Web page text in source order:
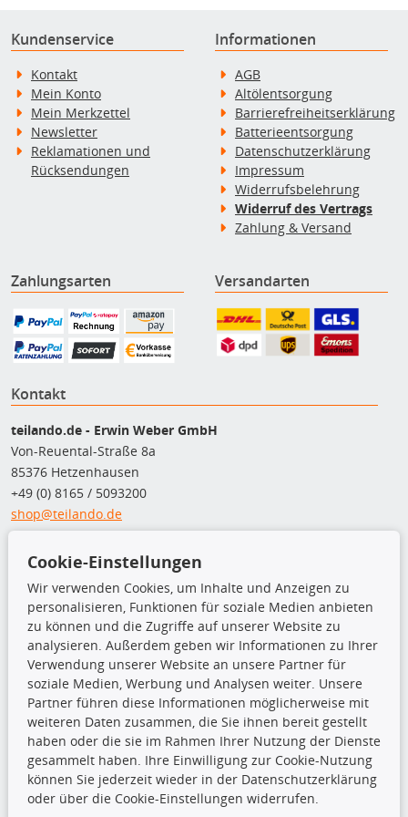
Kundenservice
Kontakt
Mein Konto
Mein Merkzettel
Newsletter
Reklamationen und
Rücksendungen
Informationen
AGB
Altölentsorgung
Barrierefreiheitserklärung
Batterieentsorgung
Datenschutzerklärung
Impressum
Widerrufsbelehrung
Widerruf des Vertrags
Zahlung & Versand
Zahlungsarten Versandarten
Kontakt
teilando.de - Erwin Weber GmbH
Von-Reuental-Straße 8a
85376 Hetzenhausen
+49 (0) 8165 / 5093200
shop@teilando.de
Top Produkte
Beleuchtung
Bremsbeläge
Bremsscheiben
Kupplungssatz
Querlenker
Radlager
Stoßdämpfer
TecDoc Inside
Cookie-Einstellungen
Wir verwenden Cookies, um Inhalte und Anzeigen zu
personalisieren, Funktionen für soziale Medien anbieten
zu können und die Zugriffe auf unserer Website zu
analysieren. Außerdem geben wir Informationen zu Ihrer
Verwendung unserer Website an unsere Partner für
soziale Medien, Werbung und Analysen weiter. Unsere
Partner führen diese Informationen möglicherweise mit
weiteren Daten zusammen, die Sie ihnen bereit gestellt
haben oder die sie im Rahmen Ihrer Nutzung der Dienste
gesammelt haben. Ihre Einwilligung zur Cookie-Nutzung
können Sie jederzeit wieder in der Datenschutzerklärung
oder über die Cookie-Einstellungen widerrufen.